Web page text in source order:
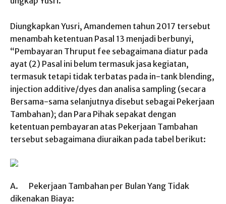
Diungkapkan Yusri, Amandemen tahun 2017 tersebut
menambah ketentuan Pasal 13 menjadi berbunyi,
“Pembayaran Thruput fee sebagaimana diatur pada
ayat (2) Pasal ini belum termasuk jasa kegiatan,
termasuk tetapi tidak terbatas pada in-tank blending,
injection additive/dyes dan analisa sampling (secara
Bersama-sama selanjutnya disebut sebagai Pekerjaan
Tambahan); dan Para Pihak sepakat dengan
ketentuan pembayaran atas Pekerjaan Tambahan
tersebut sebagaimana diuraikan pada tabel berikut:
A. Pekerjaan Tambahan per Bulan Yang Tidak
dikenakan Biaya: